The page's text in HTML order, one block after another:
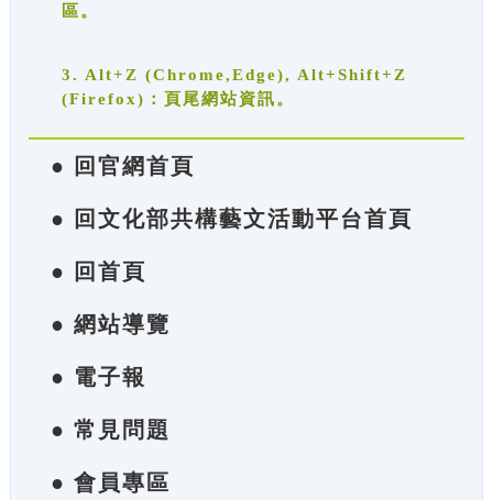
區。
3. Alt+Z (Chrome,Edge), Alt+Shift+Z
(Firefox)：頁尾網站資訊。
● 回官網首頁
● 回文化部共構藝文活動平台首頁
● 回首頁
● 網站導覽
● 電子報
● 常見問題
● 會員專區